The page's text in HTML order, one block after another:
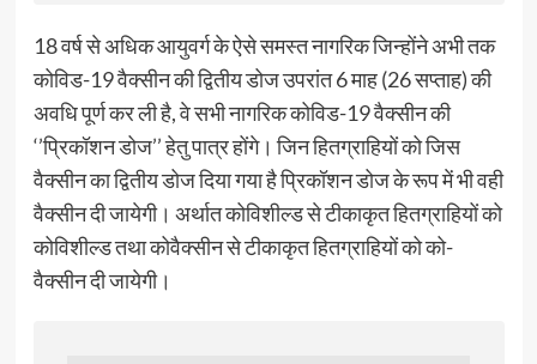
18 वर्ष से अधिक आयुवर्ग के ऐसे समस्त नागरिक जिन्होंने अभी तक
कोविड-19 वैक्सीन की द्वितीय डोज उपरांत 6 माह (26 सप्ताह) की
अवधि पूर्ण कर ली है, वे सभी नागरिक कोविड-19 वैक्सीन की
‘’प्रिकॉशन डोज’’ हेतु पात्र होंगे। जिन हितग्राहियों को जिस
वैक्सीन का द्वितीय डोज दिया गया है प्रिकॉशन डोज के रूप में भी वही
वैक्सीन दी जायेगी। अर्थात कोविशील्ड से टीकाकृत हितग्राहियों को
कोविशील्ड तथा कोवैक्सीन से टीकाकृत हितग्राहियों को को-
वैक्सीन दी जायेगी।